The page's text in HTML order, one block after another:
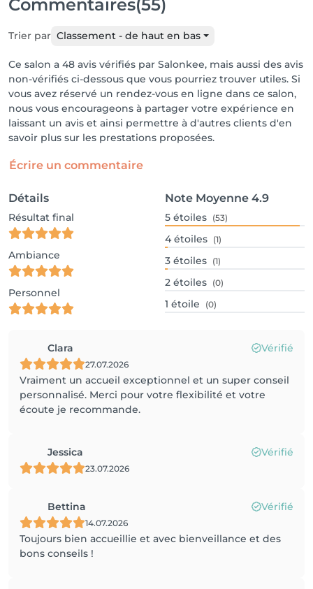
Commentaires(55)
Trier par Classement - de haut en bas
Ce salon a 48 avis vérifiés par Salonkee, mais aussi des avis
non-vérifiés ci-dessous que vous pourriez trouver utiles. Si
vous avez réservé un rendez-vous en ligne dans ce salon,
nous vous encourageons à partager votre expérience en
laissant un avis et ainsi permettre à d'autres clients d'en
savoir plus sur les prestations proposées.
Écrire un commentaire
Détails
Résultat final
Ambiance
Personnel
Note Moyenne 4.9
5 étoiles (53)
4 étoiles (1)
3 étoiles (1)
2 étoiles (0)
1 étoile (0)
Clara Vérifié
27.07.2026
Vraiment un accueil exceptionnel et un super conseil
personnalisé. Merci pour votre flexibilité et votre
écoute je recommande.
Jessica Vérifié
23.07.2026
Bettina Vérifié
14.07.2026
Toujours bien accueillie et avec bienveillance et des
bons conseils !